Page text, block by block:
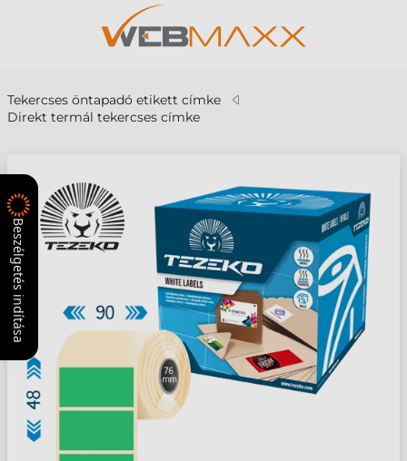
Tekercses öntapadó etikett címke
Direkt termál tekercses címke
Beszélgetés indítása